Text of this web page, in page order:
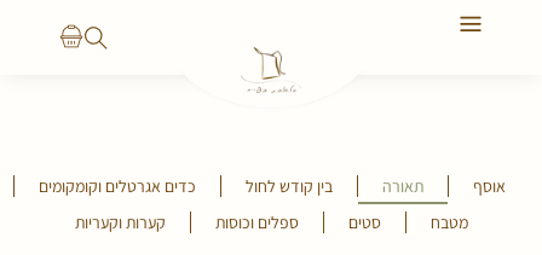
אוסף תאורה בין קודש לחול
כדים אגרטלים וקומקומים
מטבח
סטים ספלים וכוסות קערות וקעריות